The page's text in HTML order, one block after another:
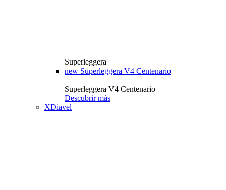
Superleggera
new Superleggera V4 Centenario
Superleggera V4 Centenario
Descubrir más
XDiavel